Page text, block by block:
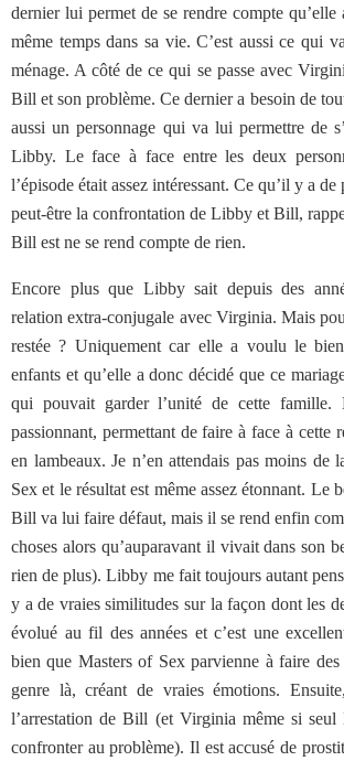
dernier lui permet de se rendre compte qu’elle
même temps dans sa vie. C’est aussi ce qui
ménage. A côté de ce qui se passe avec
Bill et son problème. Ce dernier a besoin de
aussi un personnage qui va lui permettre de
Libby. Le face à face entre les deux
l’épisode était assez intéressant. Ce qu’il y a de
peut-être la confrontation de Libby et Bill,
Bill est ne se rend compte de rien.
Encore plus que Libby sait depuis des
relation extra-conjugale avec Virginia. Mais
restée ? Uniquement car elle a voulu le
enfants et qu’elle a donc décidé que ce
qui pouvait garder l’unité de cette
passionnant, permettant de faire à face à cette
en lambeaux. Je n’en attendais pas moins de
Sex et le résultat est même assez étonnant. Le
Bill va lui faire défaut, mais il se rend enfin
choses alors qu’auparavant il vivait dans son
rien de plus). Libby me fait toujours autant
y a de vraies similitudes sur la façon dont les
évolué au fil des années et c’est une
bien que Masters of Sex parvienne à faire des
genre là, créant de vraies émotions.
l’arrestation de Bill (et Virginia même si
confronter au problème). Il est accusé de